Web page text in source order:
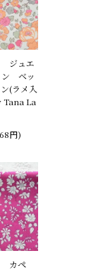
ジュエ
ン ベッ
(ラメ入
La
円)
カペ